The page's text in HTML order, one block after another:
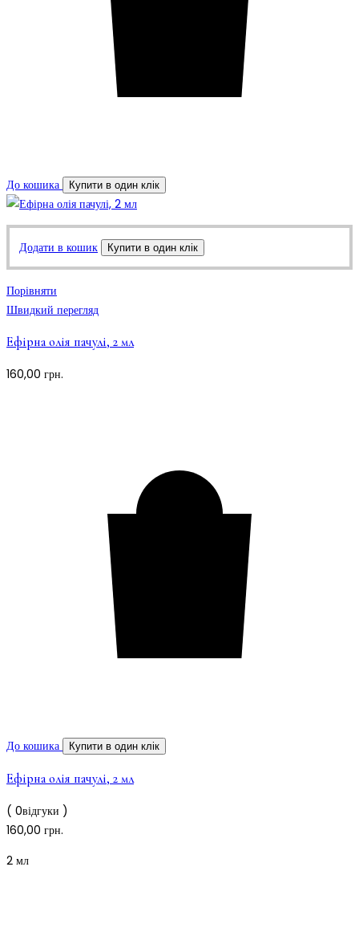
До кошика Купити в один клік
Додати в кошик Купити в один клік
Порівняти
Швидкий перегляд
Ефірна олія пачулі, 2 мл
160,00 грн.
До кошика Купити в один клік
Ефірна олія пачулі, 2 мл
( 0відгуки )
160,00 грн.
2 мл